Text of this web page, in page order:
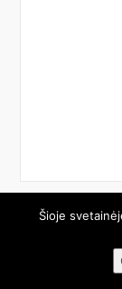
©
Šioje